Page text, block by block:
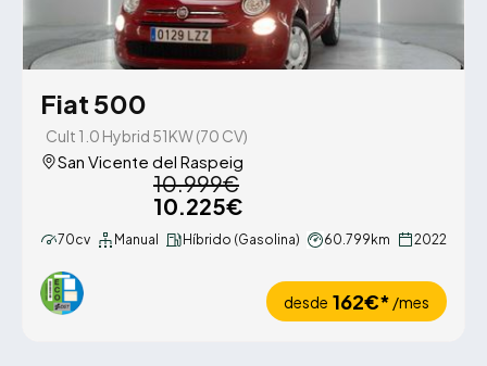
Fiat 500
Cult 1.0 Hybrid 51KW (70 CV)
San Vicente del Raspeig
10.999€
10.225€
70cv Manual Híbrido (Gasolina) 60.799km 2022
desde 162€* /mes